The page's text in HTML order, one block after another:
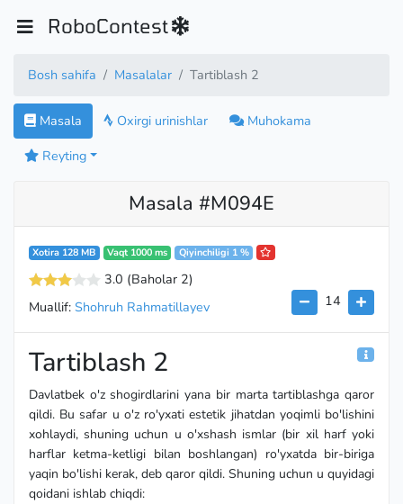
RoboContest
Bosh sahifa Masalalar Tartiblash 2
Masala Oxirgi urinishlar
Muhokama
Reyting
Masala #M094E
Xotira 128 MB Vaqt 1000 ms Qiyinchiligi 1 %
3.0 (Baholar 2)
14
Muallif: Shohruh Rahmatillayev
Tartiblash 2
Davlatbek o'z shogirdlarini yana bir marta tartiblashga qaror
qildi. Bu safar u o'z ro'yxati estetik jihatdan yoqimli bo'lishini
xohlaydi, shuning uchun u o'xshash ismlar (bir xil harf yoki
harflar ketma-ketligi bilan boshlangan) ro'yxatda bir-biriga
yaqin bo'lishi kerak, deb qaror qildi. Shuning uchun u quyidagi
qoidani ishlab chiqdi: